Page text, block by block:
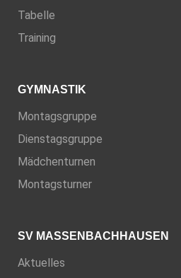
Tabelle
Training
GYMNASTIK
Montagsgruppe
Dienstagsgruppe
Mädchenturnen
Montagsturner
SV MASSENBACHHAUSEN
Aktuelles